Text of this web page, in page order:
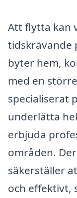
Att flytta kan
tidskrävande
byter hem,
med en
specialiserat
underlätta
erbjuda
områden.
säkerställer
och effektivt,